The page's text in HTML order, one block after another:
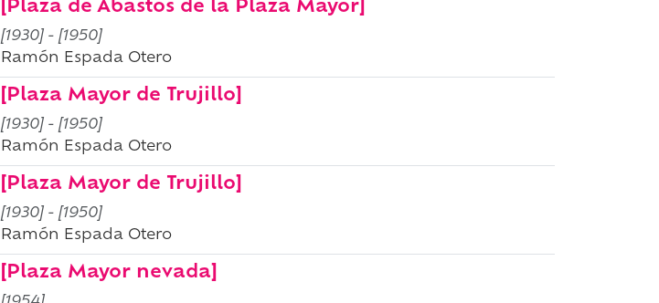
[Plaza de Abastos de la Plaza Mayor]
[1930] - [1950]
Ramón Espada Otero
[Plaza Mayor de Trujillo]
[1930] - [1950]
Ramón Espada Otero
[Plaza Mayor de Trujillo]
[1930] - [1950]
Ramón Espada Otero
[Plaza Mayor nevada]